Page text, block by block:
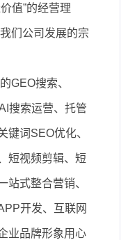
值”的经营理
们公司发展的宗
GEO搜索、
搜索运营、托管
键词SEO优化、
短视频剪辑、短
站式整合营销、
开发、互联网
业品牌形象用心